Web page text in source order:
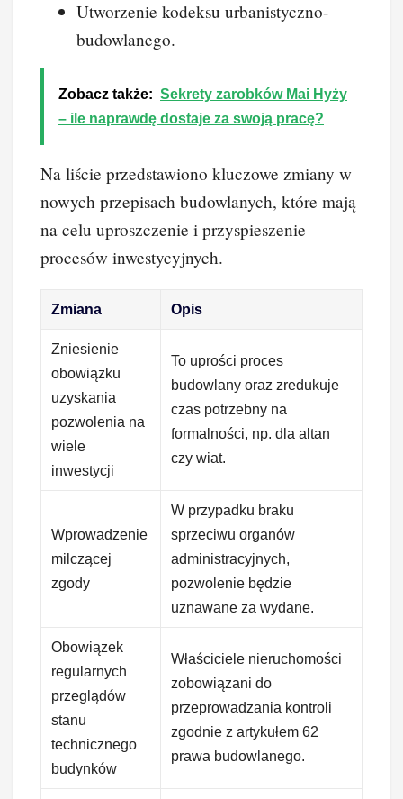
Utworzenie kodeksu urbanistyczno-
budowlanego.
Zobacz także: Sekrety zarobków Mai Hyży
– ile naprawdę dostaje za swoją pracę?
Na liście przedstawiono kluczowe zmiany w
nowych przepisach budowlanych, które mają
na celu uproszczenie i przyspieszenie
procesów inwestycyjnych.
Zmiana Opis
Zniesienie
obowiązku
uzyskania
pozwolenia na
wiele
inwestycji
To uprości proces
budowlany oraz zredukuje
czas potrzebny na
formalności, np. dla altan
czy wiat.
Wprowadzenie
milczącej
zgody
W przypadku braku
sprzeciwu organów
administracyjnych,
pozwolenie będzie
uznawane za wydane.
Obowiązek
regularnych
przeglądów
stanu
technicznego
budynków
Właściciele nieruchomości
zobowiązani do
przeprowadzania kontroli
zgodnie z artykułem 62
prawa budowlanego.